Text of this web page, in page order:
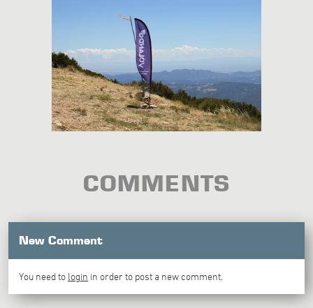
COMMENTS
New Comment
You need to login in order to post a new comment.